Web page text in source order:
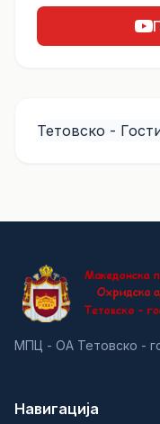
Тетовско -
МПЦ - ОА Тетовско -
Навигација